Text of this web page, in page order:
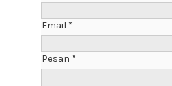
Email *
Pesan *